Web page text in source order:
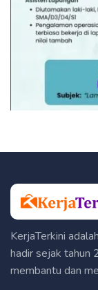
KerjaTerkini
hadir sejak tahun
membantu dan